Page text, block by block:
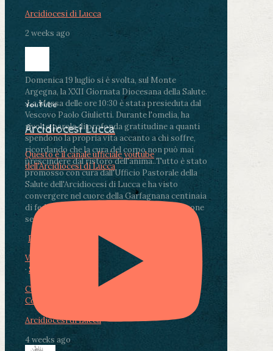
Arcidiocesi di Lucca
2 weeks ago
Domenica 19 luglio si è svolta, sul Monte
Argegna, la XXII Giornata Diocesana della Salute.
.La Messa delle ore 10:30 è stata presieduta dal
Vescovo Paolo Giulietti. Durante l'omelia, ha
rivolto parole di profonda gratitudine a quanti
spendono la propria vita accanto a chi soffre,
ricordando che la cura del corpo non può mai
prescindere dal ristoro dell'anima..Tutto è stato
promosso con cura dall'Ufficio Pastorale della
Salute dell'Arcidiocesi di Lucca e ha visto
convergere nel cuore della Garfagnana centinaia
di fedeli, operatori sanitari, volontari e persone
segnate dalla malattia.
Photo
View on Facebook
· Share
Condividi su Facebook
Condividi su LinkedIn
Arcidiocesi di Lucca
4 weeks ago
YouTube
Arcidiocesi Lucca
Questo è il canale ufficiale youtube
dell'Arcidiocesi di Lucca